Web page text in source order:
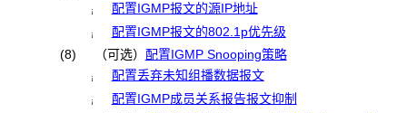
¡ 配置IGMP报文的源IP地址
¡
配置IGMP报文的802.1p优先级
(8)
（可选） 配置IGMP Snooping策略
¡ 配置丢弃未知组播数据报文
¡
配置IGMP成员关系报告报文抑制